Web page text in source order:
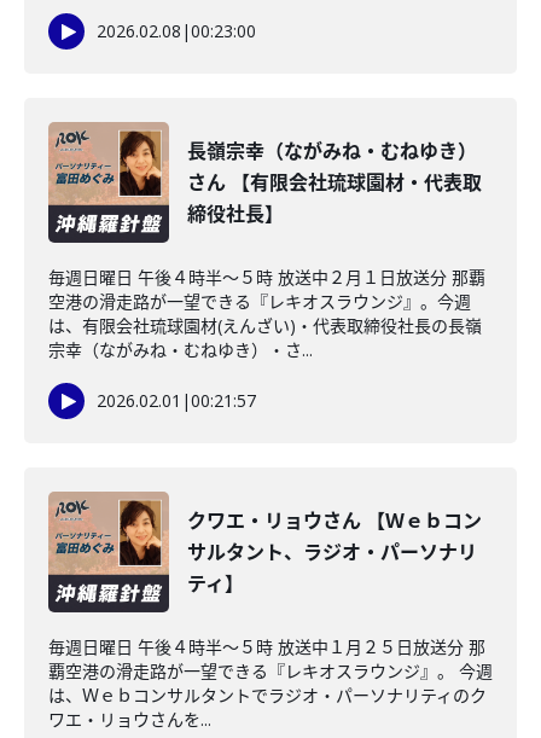
2026.02.08 |00:23:00
長嶺宗幸（ながみね・むねゆき）
さん 【有限会社琉球園材・代表取
締役社長】
毎週日曜日 午後４時半～５時 放送中２月１日放送分 那覇
空港の滑走路が一望できる『レキオスラウンジ』。今週
は、有限会社琉球園材(えんざい)・代表取締役社長の長嶺
宗幸（ながみね・むねゆき）・さ...
2026.02.01 |00:21:57
クワエ・リョウさん 【Ｗｅｂコン
サルタント、ラジオ・パーソナリ
ティ】
毎週日曜日 午後４時半～５時 放送中１月２５日放送分 那
覇空港の滑走路が一望できる『レキオスラウンジ』。 今週
は、Ｗｅｂコンサルタントでラジオ・パーソナリティのク
ワエ・リョウさんを...